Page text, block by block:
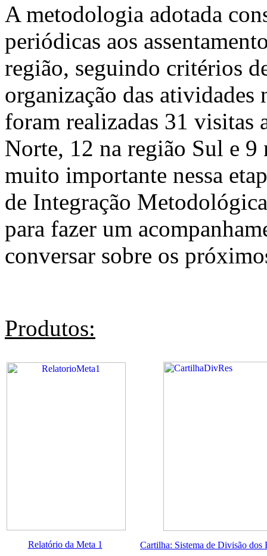
A metodologia adotada
periódicas aos
região, seguindo critérios
organização das atividades
foram realizadas 31 visitas
Norte, 12 na região Sul e
muito importante nessa
de Integração
para fazer um
conversar sobre os
Produtos:
Relatório da Meta 1 Cartilha: Sistema de Divisão dos